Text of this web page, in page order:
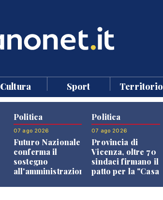
Cultura Sport Territorio
Politica
07 ago 2026
Futuro Nazionale
conferma il
sostegno
all'amministrazione
Politica
07 ago 2026
Provincia di
Vicenza, oltre 70
sindaci firmano il
patto per la "Casa